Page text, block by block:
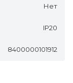
Нет
IP20
8400000101912